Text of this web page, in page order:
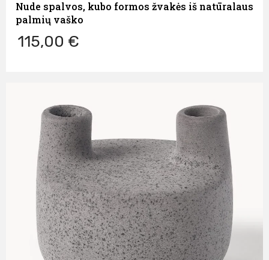
Nude spalvos, kubo formos žvakės iš natūralaus
palmių vaško
115,00 €